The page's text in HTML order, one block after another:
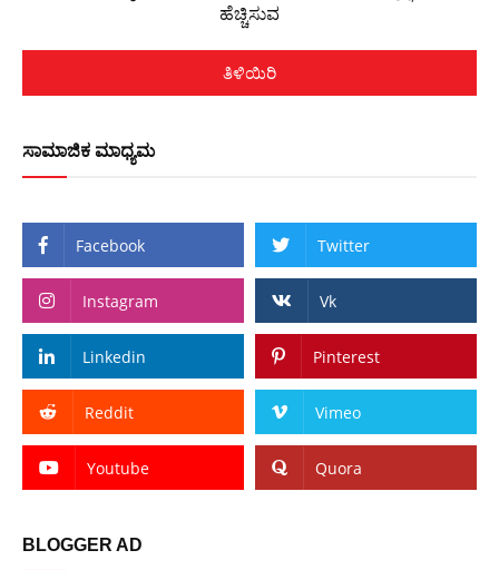
ಹೆಚ್ಚಿಸುವ
ತಿಳಿಯಿರಿ
ಸಾಮಾಜಿಕ ಮಾಧ್ಯಮ
Facebook Twitter
Instagram Vk
Linkedin Pinterest
Reddit Vimeo
Youtube Quora
BLOGGER AD